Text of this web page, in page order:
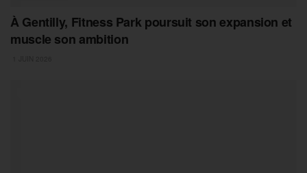
À Gentilly, Fitness Park poursuit son expansion et
muscle son ambition